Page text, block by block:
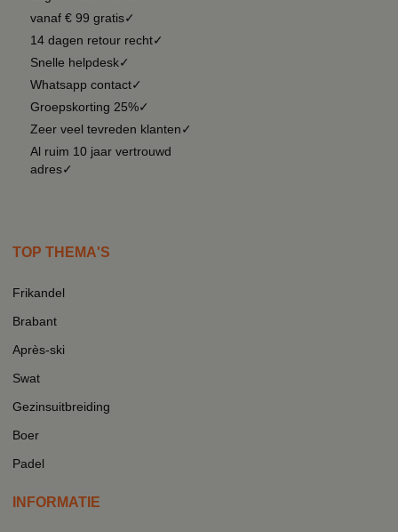
vanaf € 99 gratis✓
14 dagen retour recht✓
Snelle helpdesk✓
Whatsapp contact✓
Groepskorting 25%✓
Zeer veel tevreden klanten✓
Al ruim 10 jaar vertrouwd
adres✓
TOP THEMA'S
Frikandel
Brabant
Après-ski
Swat
Gezinsuitbreiding
Boer
Padel
INFORMATIE